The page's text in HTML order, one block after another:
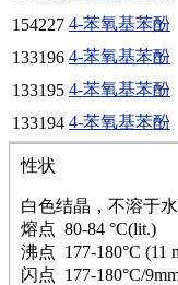
铝
镁
锰
酰氯
林
脒
钠
钼
萘
154227 4-苯氧基苯酚
133196 4-苯氧基苯酚
133195 4-苯氧基苯酚
133194 4-苯氧基苯酚
性状
白色结晶，不溶于
熔点 80-84 °C(lit.)
沸点 177-180°C (11
闪点 177-180°C/